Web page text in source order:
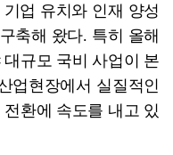
업 유치와 인재 양성
축해 왔다. 특히 올해
규모 국비 사업이 본
업현장에서 실질적인
환에 속도를 내고 있